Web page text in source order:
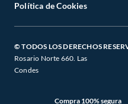
Política de Cookies
© TODOS LOS DERECHOS
Rosario Norte 660. Las
Condes
Compra 100% segura